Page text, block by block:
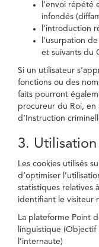
l’envoi répété
infondés
l’introduction
l’usurpation
et suivants du
Si un utilisateur
fonctions ou des
faits pourront
procureur du Roi, en
d’Instruction
3.
Les cookies utilisés
d’optimiser
statistiques relatives
identifiant le visiteur
La plateforme Point
linguistique (Objectif
l’internaute)